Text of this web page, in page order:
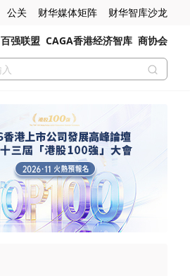
公关 财华媒体矩阵 财华智库沙龙
百强联盟 CAGA香港经济智库 商协会